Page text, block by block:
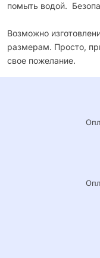
помыть водой.
Возможно
размерам. Просто,
свое пожелание.